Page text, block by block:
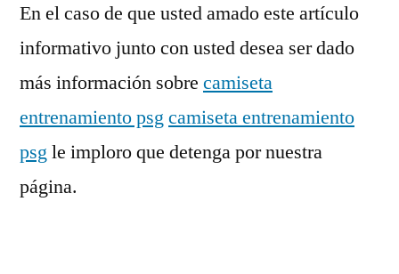
En el caso de que usted amado este artículo
informativo junto con usted desea ser dado
más información sobre camiseta
entrenamiento psgcamiseta entrenamiento
psgle imploro que detenga por nuestra
página.